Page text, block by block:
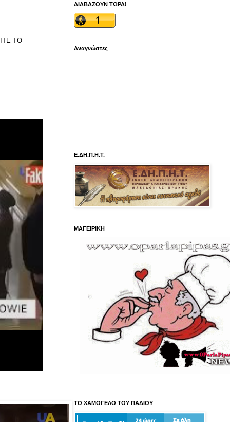
ΤΟ
ΔΙΑΒΑΖΟΥΝ ΤΩΡΑ!
Αναγνώστες
Ε.ΔΗ.Π.Η.Τ.
ΜΑΓΕΙΡΙΚΗ
ΤΟ ΧΑΜΟΓΕΛΟ ΤΟΥ ΠΑΔΙΟΥ